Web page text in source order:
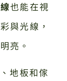
也能在視
與光線，
亮。
地板和傢